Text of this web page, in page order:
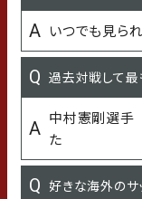
いつでも見ら
過去対戦して
中村憲剛選手
た
好きな海外の
得点とアシス